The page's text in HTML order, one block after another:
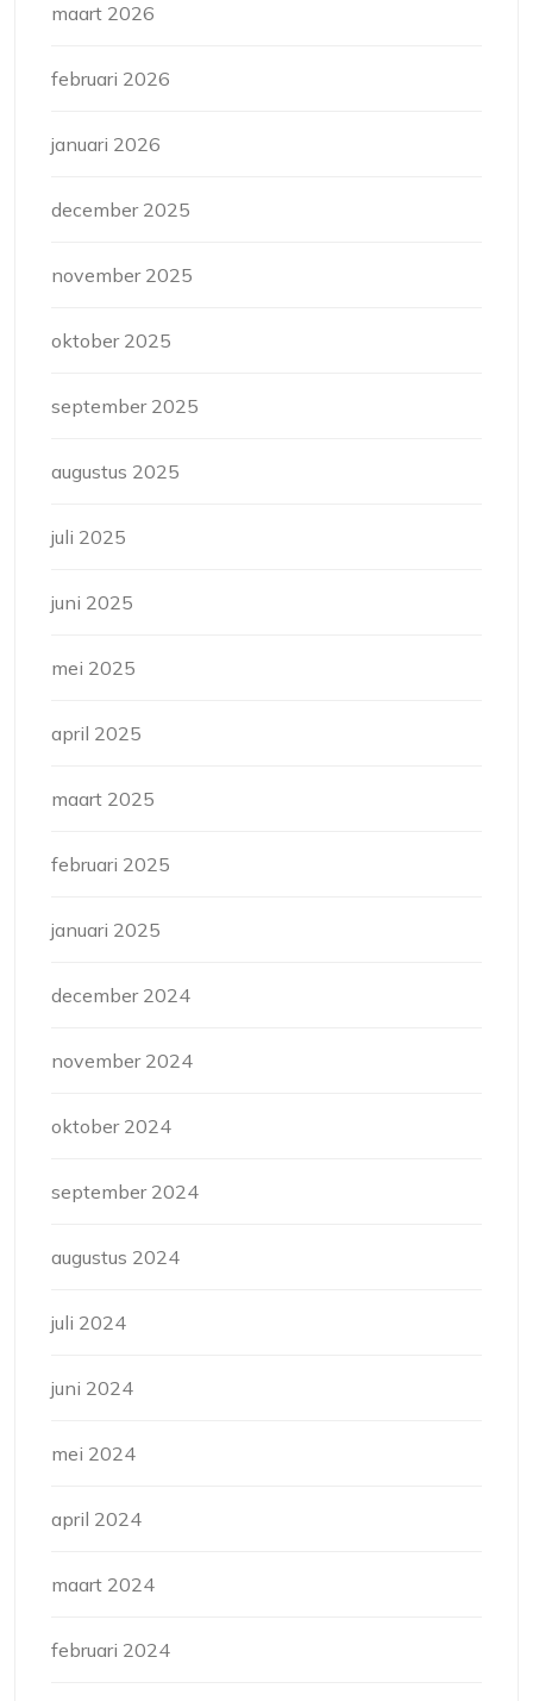
maart 2026
februari 2026
januari 2026
december 2025
november 2025
oktober 2025
september 2025
augustus 2025
juli 2025
juni 2025
mei 2025
april 2025
maart 2025
februari 2025
januari 2025
december 2024
november 2024
oktober 2024
september 2024
augustus 2024
juli 2024
juni 2024
mei 2024
april 2024
maart 2024
februari 2024